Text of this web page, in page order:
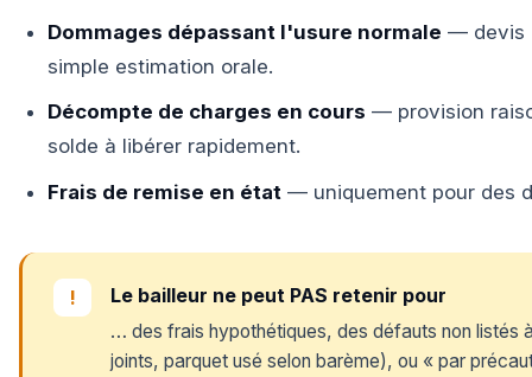
Dommages dépassant l'usure normale — devis
simple estimation orale.
Décompte de charges en cours — provision
solde à libérer rapidement.
Frais de remise en état — uniquement pour des
! Le bailleur ne peut PAS retenir pour
… des frais hypothétiques, des défauts non listés
joints, parquet usé selon barème), ou « par